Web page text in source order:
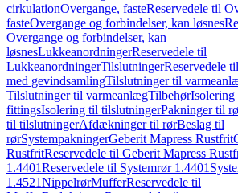
cirkulationOvergange, fasteReservedele til
fasteOvergange og forbindelser, kan løsnes
Overgange og forbindelser, kan
løsnesLukkeanordningerReservedele til
LukkeanordningerTilslutningerReservedele
med gevindsamlingTilslutninger til
Tilslutninger til varmeanlægTilbehør
fittingsIsolering til tilslutningerPakninger til
til tilslutningerAfdækninger til rørBeslag til
rørSystempakningerGeberit Mapress Rustfrit
RustfritReservedele til Geberit Mapress
1.4401Reservedele til Systemrør 1.4401
1.4521NippelrørMufferReservedele til